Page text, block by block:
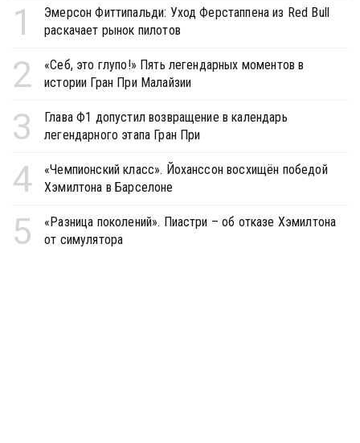
1
Эмерсон Фиттипальди: Уход Ферстаппена из Red Bull
раскачает рынок пилотов
2
«Себ, это глупо!» Пять легендарных моментов в
истории Гран При Малайзии
3
Глава Ф1 допустил возвращение в календарь
легендарного этапа Гран При
4
«Чемпионский класс». Йоханссон восхищён победой
Хэмилтона в Барселоне
5
«Разница поколений». Пиастри – об отказе Хэмилтона
от симулятора